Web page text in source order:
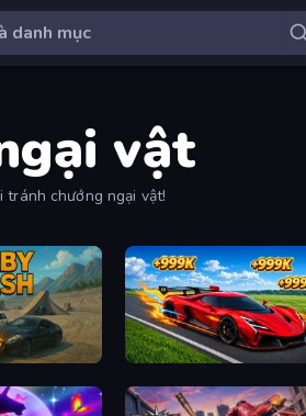
vật
tránh chướng ngại vật!
Obby: +1 Speed Car Escape